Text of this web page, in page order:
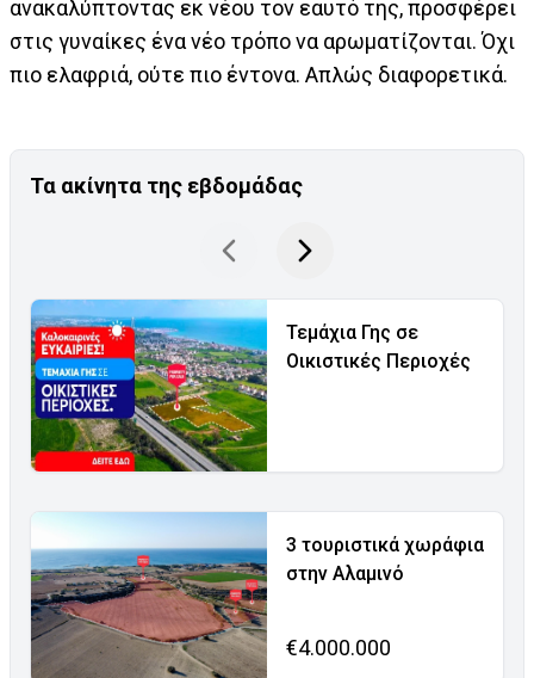
ανακαλύπτοντας εκ νέου τον εαυτό της, προσφέρει
στις γυναίκες ένα νέο τρόπο να αρωματίζονται. Όχι
πιο ελαφριά, ούτε πιο έντονα. Απλώς διαφορετικά.
Τα ακίνητα της εβδομάδας
Τεμάχια Γης σε
Οικιστικές Περιοχές
3 τουριστικά χωράφια
στην Αλαμινό
€4.000.000